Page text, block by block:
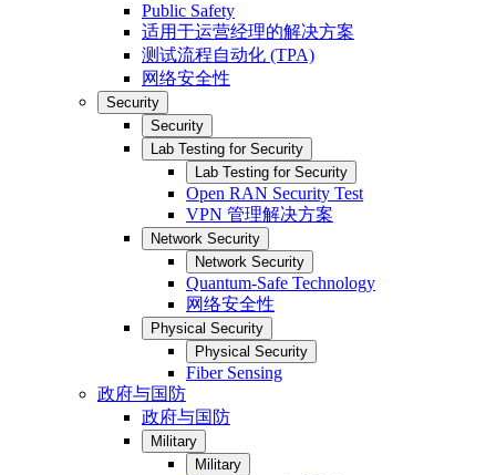
Public Safety
适用于运营经理的解决方案
测试流程自动化 (TPA)
网络安全性
Security
Security
Lab Testing for Security
Lab Testing for Security
Open RAN Security Test
VPN 管理解决方案
Network Security
Network Security
Quantum-Safe Technology
网络安全性
Physical Security
Physical Security
Fiber Sensing
政府与国防
政府与国防
Military
Military